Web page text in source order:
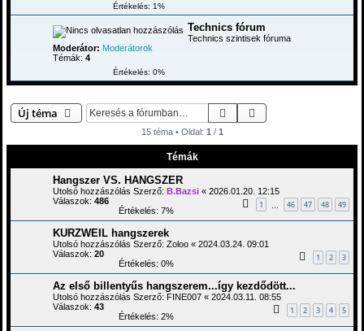
Értékelés: 1%
Technics fórum
Technics szintisek fóruma
Moderátor: Moderátorok
Témák: 4
Értékelés: 0%
Új téma Keresés
15 téma • Oldal: 1 / 1
Témák
Hangszer VS. HANGSZER
Utolsó hozzászólás Szerző: B.Bazsi « 2026.01.20. 12:15
Válaszok: 486 1 46 47 48 49
Értékelés: 7%
KURZWEIL hangszerek
Utolsó hozzászólás Szerző: Zoloo « 2024.03.24. 09:01
Válaszok: 20 1 2 3
Értékelés: 0%
Az első billentyűs hangszerem...így kezdődött...
Utolsó hozzászólás Szerző: FINE007 « 2024.03.11. 08:55
Válaszok: 43 1 2 3 4 5
Értékelés: 2%